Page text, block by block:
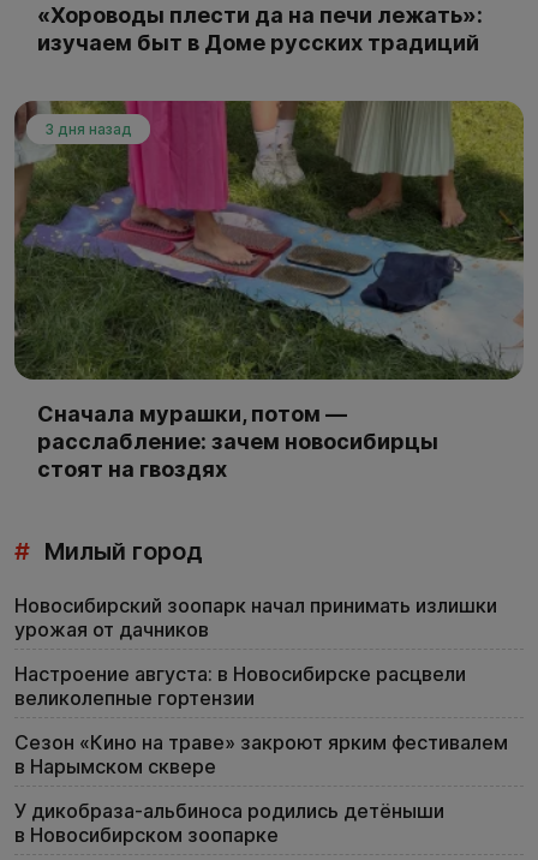
«Хороводы плести да на печи лежать»:
изучаем быт в Доме русских традиций
3 дня назад
Сначала мурашки, потом —
расслабление: зачем новосибирцы
стоят на гвоздях
# Милый город
Новосибирский зоопарк начал принимать излишки
урожая от дачников
Настроение августа: в Новосибирске расцвели
великолепные гортензии
Сезон «Кино на траве» закроют ярким фестивалем
в Нарымском сквере
У дикобраза-альбиноса родились детёныши
в Новосибирском зоопарке